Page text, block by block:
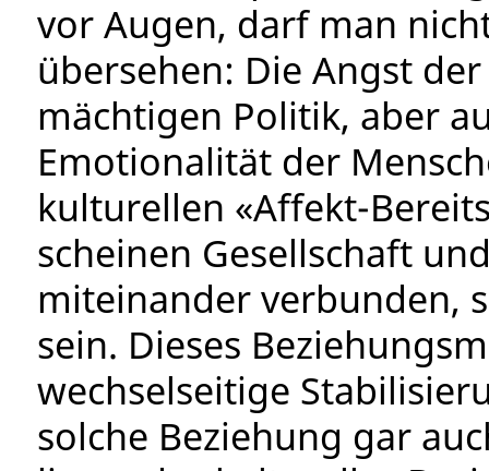
vor Augen, darf man
übersehen: Die Angst
mächtigen Politik, aber
Emotionalität der
kulturellen «Affekt-
scheinen Gesellschaft
miteinander verbunden,
sein. Dieses
wechselseitige
solche Beziehung gar